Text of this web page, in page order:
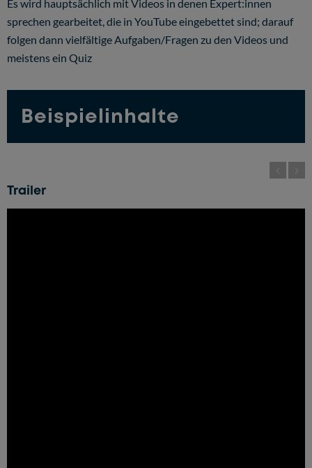
Es wird hauptsächlich mit Videos in denen Expert:innen
sprechen gearbeitet, die in YouTube eingebettet sind; darauf
folgen dann vielfältige Aufgaben/Fragen zu den Videos und
meistens ein Quiz
Beispielinhalte
Trailer